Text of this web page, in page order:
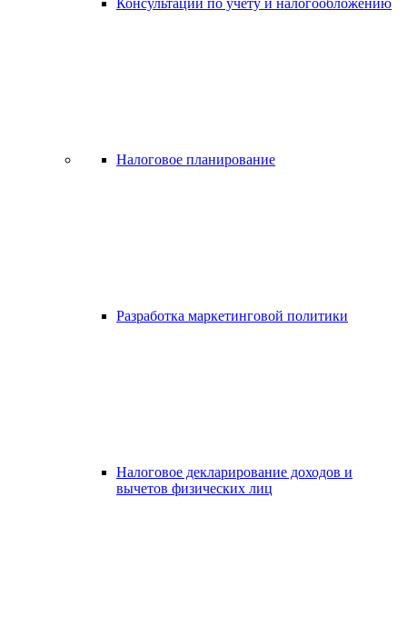
Консультации по учету и налогообложению
Налоговое планирование
Разработка маркетинговой политики
Налоговое декларирование доходов и
вычетов физических лиц